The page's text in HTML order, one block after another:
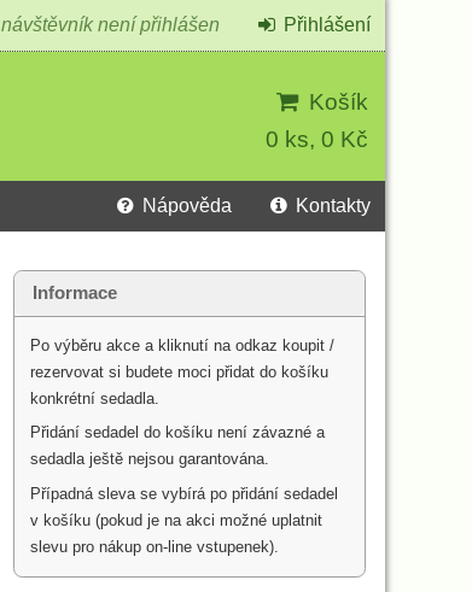
Košík
0 ks, 0 Kč
návštěvník není přihlášen Přihlášení
Nápověda Kontakty
Informace
Po výběru akce a kliknutí na odkaz koupit /
rezervovat si budete moci přidat do košíku
konkrétní sedadla.
Přidání sedadel do košíku není závazné a
sedadla ještě nejsou garantována.
Případná sleva se vybírá po přidání sedadel
v košíku (pokud je na akci možné uplatnit
slevu pro nákup on-line vstupenek).